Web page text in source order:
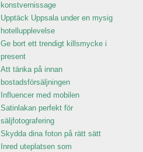
konstvernissage
Upptäck Uppsala under en mysig
hotellupplevelse
Ge bort ett trendigt killsmycke i
present
Att tänka på innan
bostadsförsäljningen
Influencer med mobilen
Satinlakan perfekt för
säljfotografering
Skydda dina foton på rätt sätt
Inred uteplatsen som